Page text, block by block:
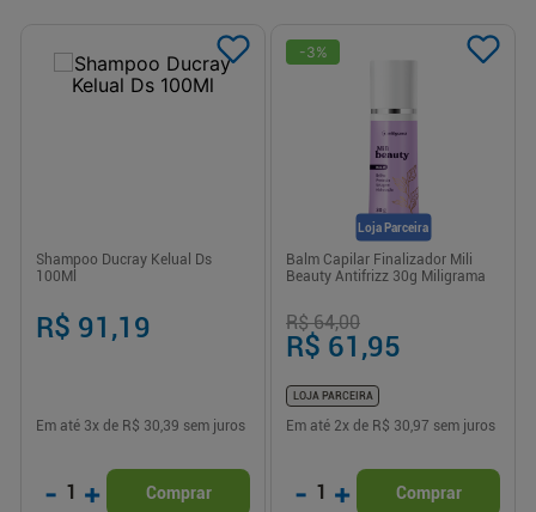
Shampoo Ducray Kelual Ds
100Ml
R$ 91,19
Em até 3x de R$ 30,39 sem juros
- 1 + Comprar
Loja Parceira
-3%
Balm Capilar Finalizador Mili
Beauty Antifrizz 30g Miligrama
R$ 64,00
R$ 61,95
LOJA PARCEIRA
Em até 2x de R$ 30,97 sem juros
- 1 + Comprar